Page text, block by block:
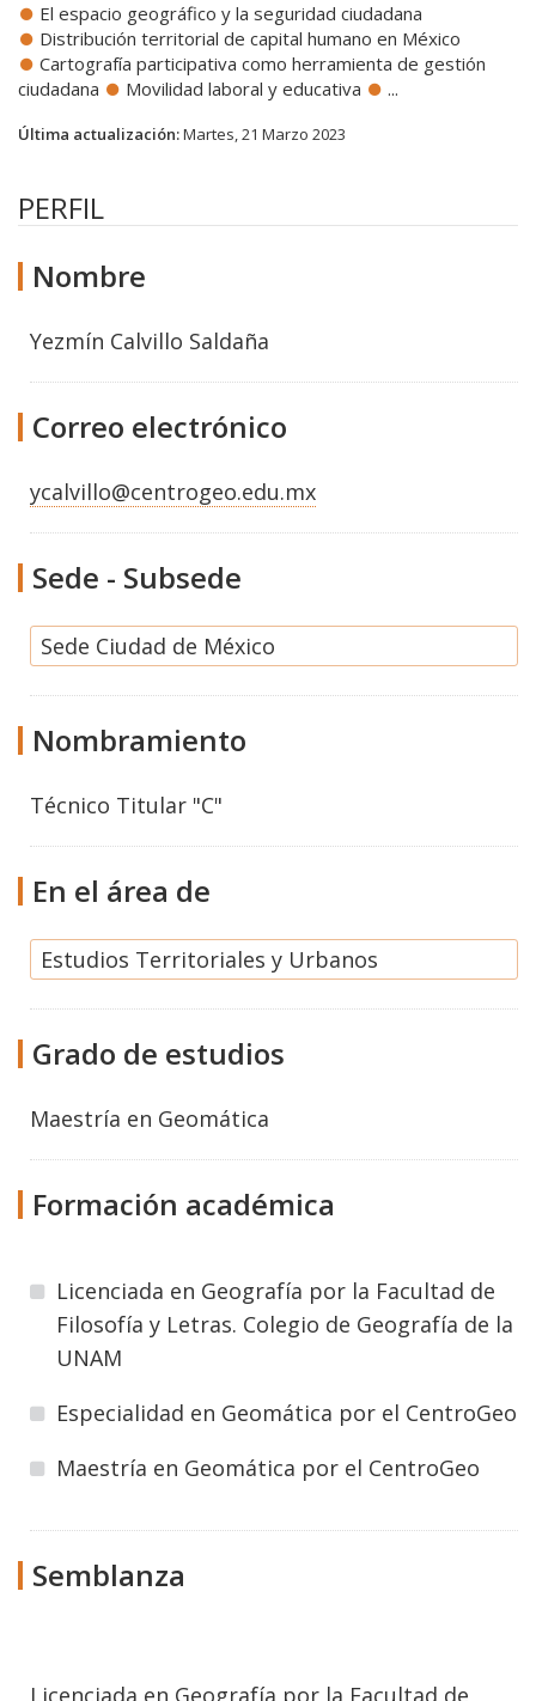
El espacio geográfico y la seguridad ciudadana
Distribución territorial de capital humano en México
Cartografía participativa como herramienta de gestión
ciudadana
Movilidad laboral y educativa ...
Última actualización:Martes, 21 Marzo 2023
PERFIL
Nombre
Yezmín Calvillo Saldaña
Correo electrónico
ycalvillo@centrogeo.edu.mx
Sede - Subsede
Sede Ciudad de México
Nombramiento
Técnico Titular "C"
En el área de
Estudios Territoriales y Urbanos
Grado de estudios
Maestría en Geomática
Formación académica
Licenciada en Geografía por la Facultad de
Filosofía y Letras. Colegio de Geografía de la
UNAM
Especialidad en Geomática por el CentroGeo
Maestría en Geomática por el CentroGeo
Semblanza
Licenciada en Geografía por la Facultad de